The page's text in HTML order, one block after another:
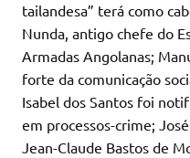
tailandesa” terá como
Nunda, antigo chefe do
Armadas Angolanas;
forte da comunicação
Isabel dos Santos foi
em processos-crime;
Jean-Claude Bastos de